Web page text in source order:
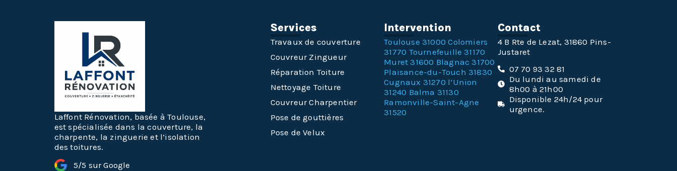
Laffont Rénovation, basée à Toulouse,
est spécialisée dans la couverture, la
charpente, la zinguerie et l’isolation
des toitures.
5/5 sur Google
Services
Travaux de couverture
Couvreur Zingueur
Réparation Toiture
Nettoyage Toiture
Couvreur Charpentier
Pose de gouttières
Pose de Velux
Intervention
Toulouse 31000 Colomiers
31770 Tournefeuille 31170
Muret 31600 Blagnac 31700
Plaisance-du-Touch 31830
Cugnaux 31270 l’Union
31240 Balma 31130
Ramonville-Saint-Agne
31520
Contact
4 B Rte de Lezat, 31860 Pins-
Justaret
07 70 93 32 81
Du lundi au samedi de
8h00 à 21h00
Disponible 24h/24 pour
urgence.